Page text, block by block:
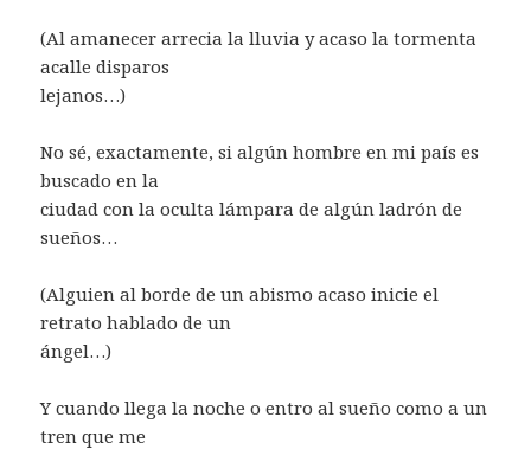
(Al amanecer arrecia la lluvia y acaso la tormenta
acalle disparos
lejanos…)
No sé, exactamente, si algún hombre en mi país es
buscado en la
ciudad con la oculta lámpara de algún ladrón de
sueños…
(Alguien al borde de un abismo acaso inicie el
retrato hablado de un
ángel…)
Y cuando llega la noche o entro al sueño como a un
tren que me